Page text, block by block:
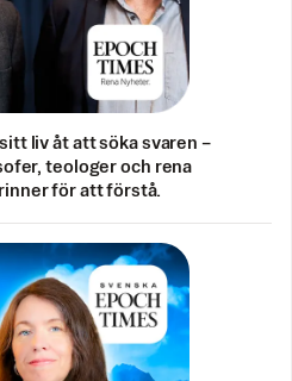
liv åt att söka svaren –
teologer och rena
för att förstå.